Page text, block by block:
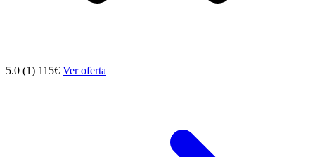
5.0 (1) 115€ Ver oferta